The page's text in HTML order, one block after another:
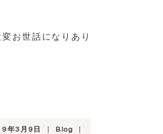
お世話になりあり
年3月9日 Blog